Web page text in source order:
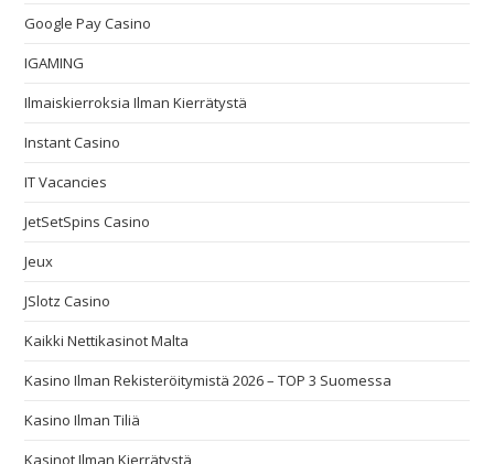
Google Pay Casino
IGAMING
Ilmaiskierroksia Ilman Kierrätystä
Instant Casino
IT Vacancies
JetSetSpins Casino
Jeux
JSlotz Casino
Kaikki Nettikasinot Malta
Kasino Ilman Rekisteröitymistä 2026 – TOP 3 Suomessa
Kasino Ilman Tiliä
Kasinot Ilman Kierrätystä